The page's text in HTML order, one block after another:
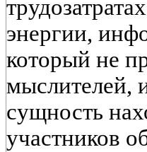
энергии,
который не
мыслителей,
сущность
участников